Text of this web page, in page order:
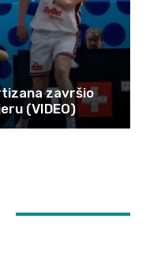
završio
(VIDEO)